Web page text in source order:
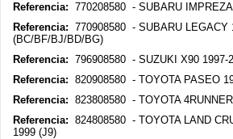
Referencia: 770208580 - SUBARU
Referencia: 770908580 - SUBARU LEGACY
(BC/BF/BJ/BD/BG)
Referencia: 796908580 - SUZUKI X90 1997-
Referencia: 820908580 - TOYOTA PASEO
Referencia: 823808580 - TOYOTA
Referencia: 824808580 - TOYOTA LAND
1999 (J9)